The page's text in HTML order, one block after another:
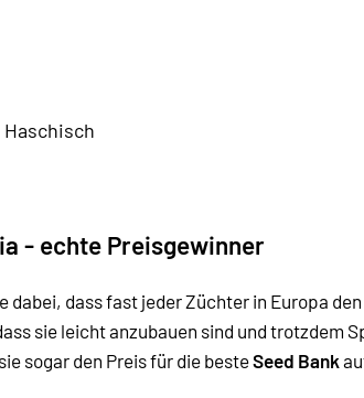
- echte Preisgewinner
dabei, dass fast jeder Züchter in Europa
sie leicht anzubauen sind und trotzdem
sogar den Preis für die besteSeed Bank